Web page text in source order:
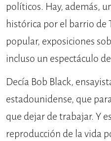
políticos. Hay, además,
histórica por el barrio de
popular, exposiciones
incluso un espectáculo
Decía Bob Black,
estadounidense, que
que dejar de trabajar. Y
reproducción de la vida